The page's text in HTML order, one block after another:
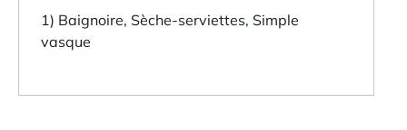
1) Baignoire, Sèche-serviettes, Simple
vasque